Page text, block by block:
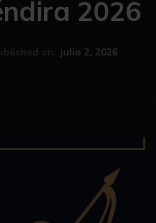
2026
on: julio 2, 2026